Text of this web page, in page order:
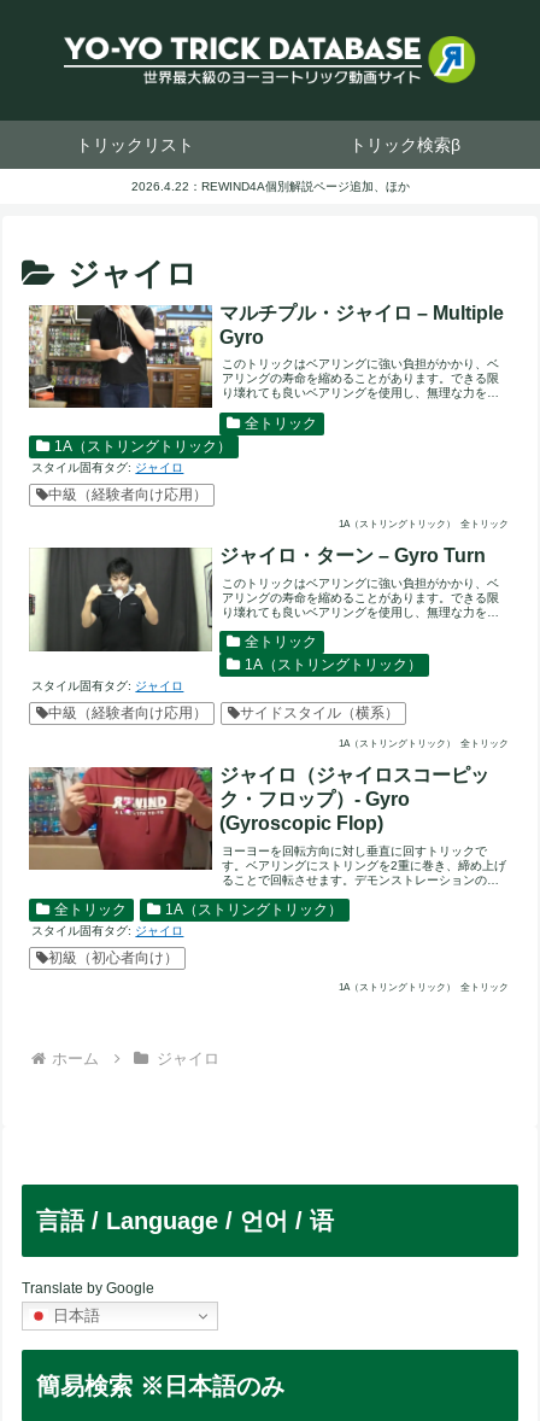
トリックリスト トリック検索β
2026.4.22：REWIND4A個別解説ページ追加、ほか
ジャイロ
マルチプル・ジャイロ – Multiple
Gyro
このトリックはベアリングに強い負担がかかり、ベ
アリングの寿命を縮めることがあります。できる限
り壊れても良いベアリングを使用し、無理な力を加
1A（ストリングトリック） 全トリック
全トリック
1A（ストリングトリック）
スタイル固有タグ: ジャイロ
中級（経験者向け応用）
ジャイロ・ターン – Gyro Turn
このトリックはベアリングに強い負担がかかり、ベ
アリングの寿命を縮めることがあります。できる限
り壊れても良いベアリングを使用し、無理な力を加
1A（ストリングトリック） 全トリック
全トリック
1A（ストリングトリック）
スタイル固有タグ: ジャイロ
中級（経験者向け応用） サイドスタイル（横系）
ジャイロ（ジャイロスコーピッ
ク・フロップ）- Gyro
(Gyroscopic Flop)
ヨーヨーを回転方向に対し垂直に回すトリックで
す。ベアリングにストリングを2重に巻き、締め上げ
ることで回転させます。デモンストレーションの通
1A（ストリングトリック） 全トリック
全トリック 1A（ストリングトリック）
スタイル固有タグ: ジャイロ
初級（初心者向け）
ホーム ジャイロ
言語 / Language / 언어 / 语
Translate by Google
日本語
簡易検索 ※日本語のみ